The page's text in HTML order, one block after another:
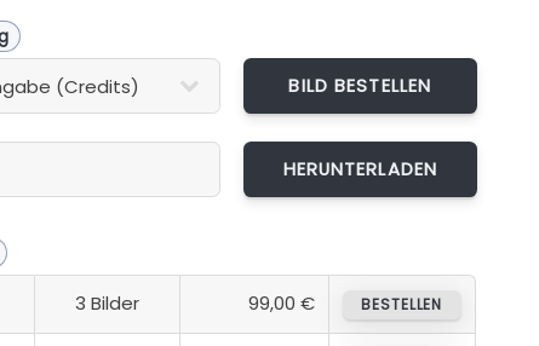
BILD BESTELLEN
3 Bilder 99,00 € BESTELLEN